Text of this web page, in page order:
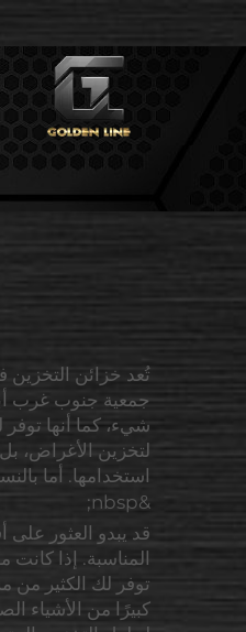
تُعد خزائن
جمعية جنوب غرب
لتخزين الأغراض،
استخدامها. أما
&nbsp;
قد يبدو العثور
توفر لك الكثير من
كبيرًا من الأشياء